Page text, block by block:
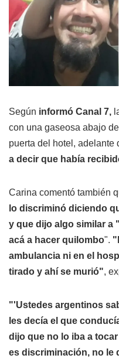
Según informó Canal 7,
con una gaseosa abajo
puerta del hotel, adelante
a decir que había
Carina comentó también
lo discriminó diciendo
y que dijo algo similar a
acá a hacer quilombo".
ambulancia ni en el
tirado y ahí se murió",
"'Ustedes argentinos
les decía el que
dijo que no lo iba a
es discriminación, no le